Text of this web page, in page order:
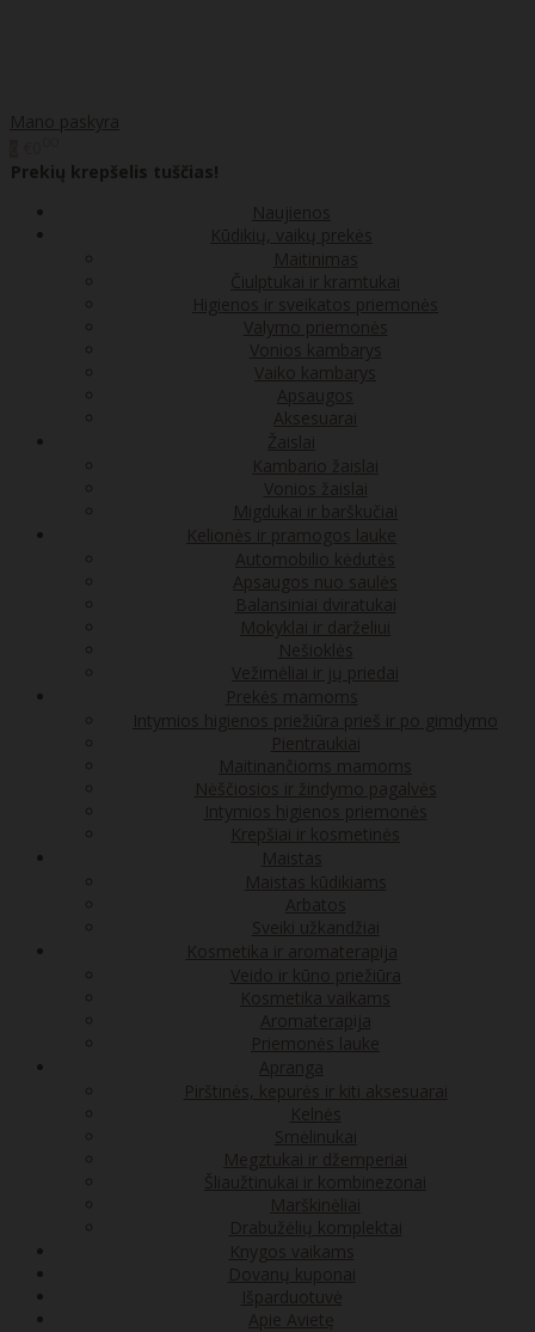
Mano paskyra
Prekių krepšelis tuščias!
Naujienos
Kūdikių, vaikų prekės
Maitinimas
Čiulptukai ir kramtukai
Higienos ir sveikatos priemonės
Valymo priemonės
Vonios kambarys
Vaiko kambarys
Apsaugos
Aksesuarai
Žaislai
Kambario žaislai
Vonios žaislai
Migdukai ir barškučiai
Kelionės ir pramogos lauke
Automobilio kėdutės
Apsaugos nuo saulės
Balansiniai dviratukai
Mokyklai ir darželiui
Nešioklės
Vežimėliai ir jų priedai
Prekės mamoms
Intymios higienos priežiūra prieš ir po gimdymo
Pientraukiai
Maitinančioms mamoms
Nėščiosios ir žindymo pagalvės
Intymios higienos priemonės
Krepšiai ir kosmetinės
Maistas
Maistas kūdikiams
Arbatos
Sveiki užkandžiai
Kosmetika ir aromaterapija
Veido ir kūno priežiūra
Kosmetika vaikams
Aromaterapija
Priemonės lauke
Apranga
Pirštinės, kepurės ir kiti aksesuarai
Kelnės
Smėlinukai
Megztukai ir džemperiai
Šliaužtinukai ir kombinezonai
Marškinėliai
Drabužėlių komplektai
Knygos vaikams
Dovanų kuponai
Išparduotuvė
Apie Avietę